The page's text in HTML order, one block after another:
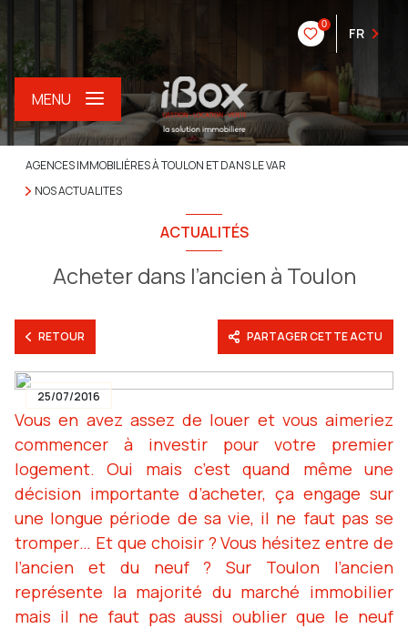
0
FR
MENU
AGENCES IMMOBILIÈRES À TOULON ET DANS LE VAR
NOS ACTUALITES
ACTUALITÉS
Acheter dans l’ancien à Toulon
RETOUR PARTAGER CETTE ACTU
25/07/2016
Vous en avez assez de louer et vous aimeriez
commencer à investir pour votre premier
logement. Oui mais c’est quand même une
décision importante d’acheter, ça engage sur
une longue période de sa vie, il ne faut pas se
tromper… Et que choisir ? Vous hésitez entre de
l’ancien et du neuf ? Sur Toulon l’ancien
représente la majorité du marché immobilier
mais il ne faut pas aussi oublier que le neuf